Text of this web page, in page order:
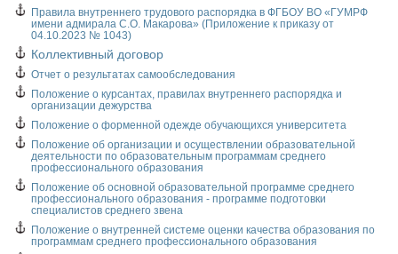
Правила внутреннего трудового распорядка в ФГБОУ ВО «ГУМРФ
имени адмирала С.О. Макарова» (Приложение к приказу от
04.10.2023 № 1043)
Коллективный договор
Отчет о результатах самообследования
Положение о курсантах, правилах внутреннего распорядка и
организации дежурства
Положение о форменной одежде обучающихся университета
Положение об организации и осуществлении образовательной
деятельности по образовательным программам среднего
профессионального образования
Положение об основной образовательной программе среднего
профессионального образования - программе подготовки
специалистов среднего звена
Положение о внутренней системе оценки качества образования по
программам среднего профессионального образования